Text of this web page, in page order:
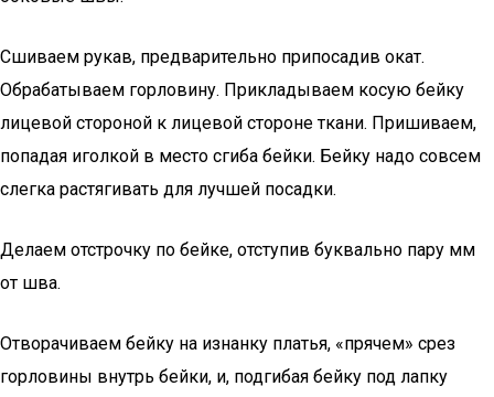
Сшиваем рукав, предварительно припосадив окат.
Обрабатываем горловину. Прикладываем косую бейку
лицевой стороной к лицевой стороне ткани. Пришиваем,
попадая иголкой в место сгиба бейки. Бейку надо совсем
слегка растягивать для лучшей посадки.
Делаем отстрочку по бейке, отступив буквально пару мм
от шва.
Отворачиваем бейку на изнанку платья, «прячем» срез
горловины внутрь бейки, и, подгибая бейку под лапку